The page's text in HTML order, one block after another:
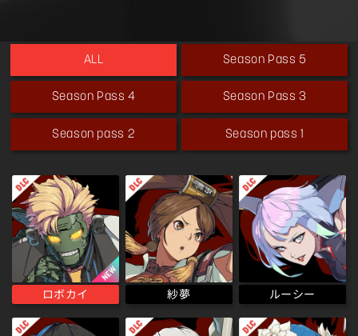
ALL Season Pass 5
Season Pass 4 Season Pass 3
Season pass 2 Season pass 1
ロボカイ 紗夢 ルーシー